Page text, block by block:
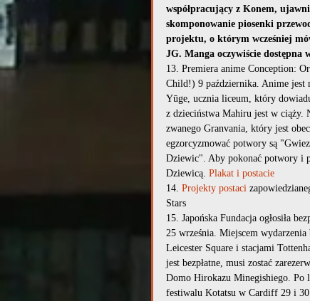
współpracujący z Konem,
skomponowanie piosenki
projektu, o którym wcześniej
JG. Manga oczywiście
13. Premiera anime Conception:
Child!) 9 października. Anime jest
Yūge, ucznia liceum, który
z dzieciństwa Mahiru jest w ciąży.
zwanego Granvania, który jest
egzorcyzmować potwory są
Dziewic". Aby pokonać potwory i
Dziewicą. Plakat i postacie
14. Projekty postaci
Stars
15. Japońska Fundacja ogłosiła
25 września. Miejscem
Leicester Square i stacjami
jest bezpłatne, musi zostać
Domo Hirokazu Minegishiego. Po
festiwalu Kotatsu w Cardiff 29 i